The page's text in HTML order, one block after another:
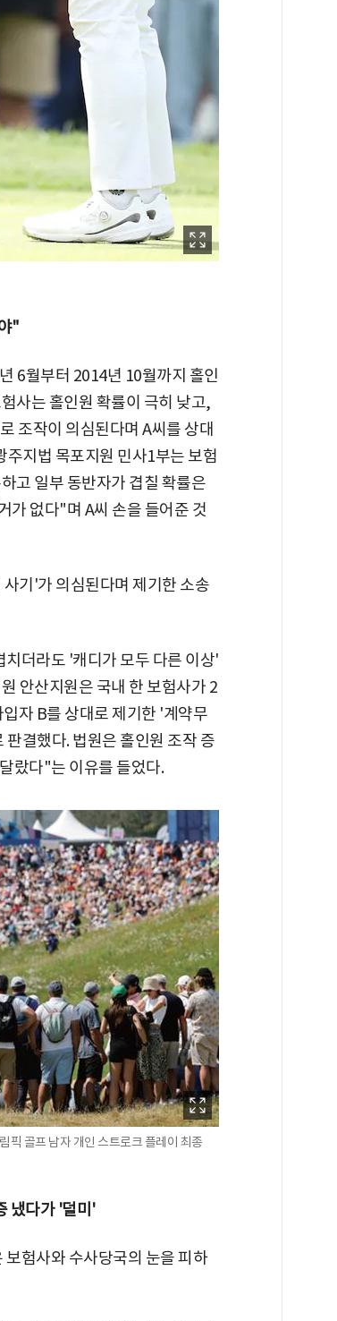
"
6월부터 2014년 10월까지 홀인
사는 홀인원 확률이 극히 낮고,
조작이 의심된다며 A씨를 상대
지법 목포지원 민사1부는 보험
고 일부 동반자가 겹칠 확률은
가 없다"며 A씨 손을 들어준 것
기'가 의심된다며 제기한 소송
치더라도 '캐디가 모두 다른 이상'
안산지원은 국내 한 보험사가 2
자 B를 상대로 제기한 '계약무
결했다. 법원은 홀인원 조작 증
랐다"는 이유를 들었다.
픽 골프 남자 개인 스트로크 플레이 최종
냈다가 '덜미'
험사와 수사당국의 눈을 피하